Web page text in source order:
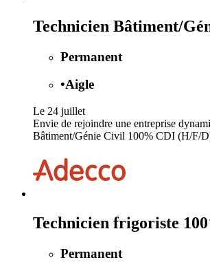
Technicien Bâtiment/
Permanent
•Aigle
Le 24 juillet
Envie de rejoindre une entreprise
Bâtiment/Génie Civil 100% CDI (H/F/
Technicien frigoriste
Permanent